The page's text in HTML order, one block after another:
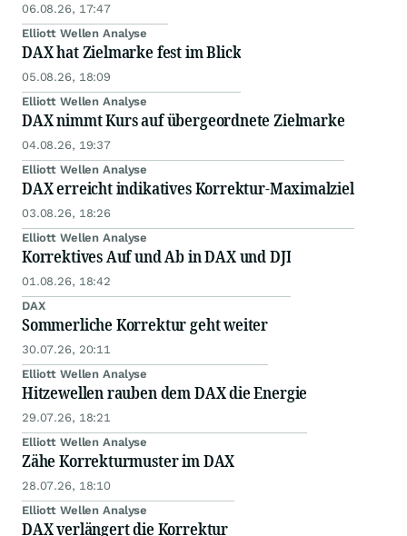
06.08.26, 17:47
Elliott Wellen Analyse
DAX hat Zielmarke fest im Blick
05.08.26, 18:09
Elliott Wellen Analyse
DAX nimmt Kurs auf übergeordnete Zielmarke
04.08.26, 19:37
Elliott Wellen Analyse
DAX erreicht indikatives Korrektur-Maximalziel
03.08.26, 18:26
Elliott Wellen Analyse
Korrektives Auf und Ab in DAX und DJI
01.08.26, 18:42
DAX
Sommerliche Korrektur geht weiter
30.07.26, 20:11
Elliott Wellen Analyse
Hitzewellen rauben dem DAX die Energie
29.07.26, 18:21
Elliott Wellen Analyse
Zähe Korrekturmuster im DAX
28.07.26, 18:10
Elliott Wellen Analyse
DAX verlängert die Korrektur